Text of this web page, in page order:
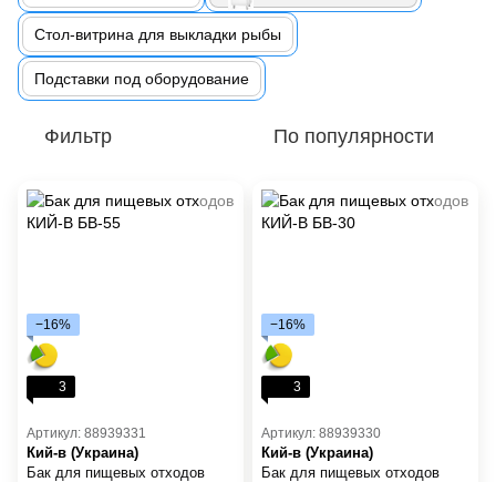
Стол-витрина для выкладки рыбы
Подставки под оборудование
Фильтр По популярности
−16%
3
Артикул: 88939331
Кий-в (Украина)
Бак для пищевых отходов
−16%
3
Артикул: 88939330
Кий-в (Украина)
Бак для пищевых отходов